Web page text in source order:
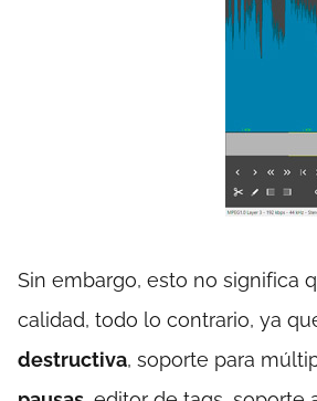
Sin embargo, esto no significa
calidad, todo lo contrario, ya
destructiva, soporte para